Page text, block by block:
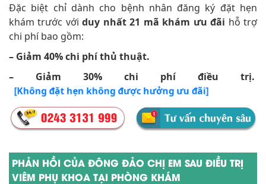
Đặc biệt chỉ dành cho bệnh nhân đăng ký đặt hẹn
khám trước vớiduy nhất 21 mã khám ưu đãi hỗ trợ
chi phí bao gồm:
– Giảm 40% chi phí thủ thuật.
– Giảm 30% chi phí điều trị.
[Không đặt hẹn không được hưởng ưu đãi]
PHẢN HỒI CỦA ĐÔNG ĐẢO CHỊ EM SAU ĐIỀU TRỊ
VIÊM PHỤ KHOA TẠI PHÒNG KHÁM